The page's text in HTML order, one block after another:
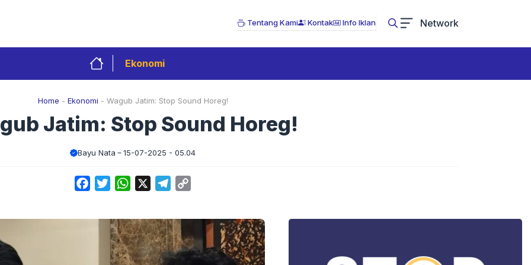
Tentang Kami Kontak Info Iklan Network
Ekonomi
Home - Ekonomi - Wagub Jatim: Stop Sound Horeg!
Jatim: Stop Sound Horeg!
Bayu Nata 15-07-2025 - 05.04
FacebookTwitterWhatsApp Telegram